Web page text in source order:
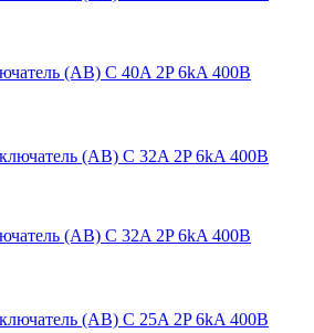
(АВ) C 40A 2P 6kA 400В
(АВ) C 32A 2P 6kA 400В